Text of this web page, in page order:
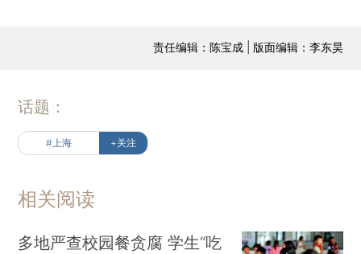
责任编辑：陈宝成 | 版面编辑：李东昊
话题：
#上海 +关注
相关阅读
多地严查校园餐贪腐 学生“吃